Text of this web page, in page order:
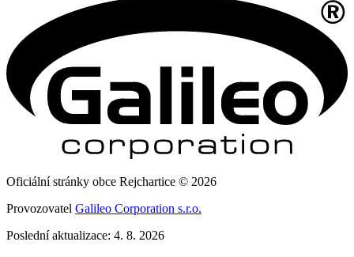
Oficiální stránky obce Rejchartice © 2026
Provozovatel Galileo Corporation s.r.o.
Poslední aktualizace: 4. 8. 2026